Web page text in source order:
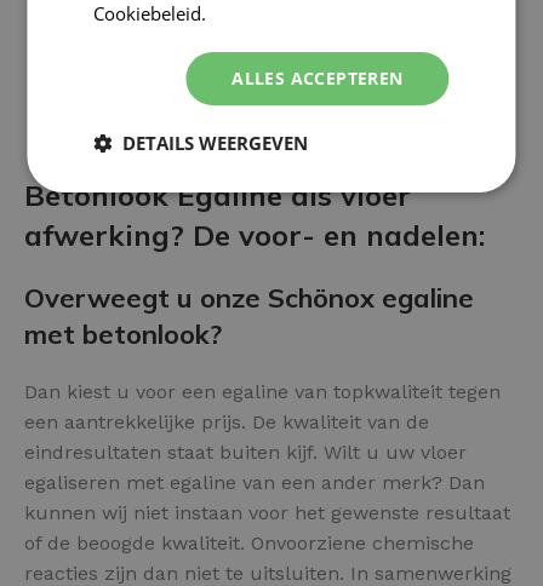
Betonlook Egaline als vloer
afwerking? De voor- en nadelen:
Overweegt u onze Schönox egaline
met betonlook?
Dan kiest u voor een egaline van topkwaliteit tegen
een aantrekkelijke prijs. De kwaliteit van de
eindresultaten staat buiten kijf. Wilt u uw vloer
egaliseren met egaline van een ander merk? Dan
kunnen wij niet instaan voor het gewenste resultaat
of de beoogde kwaliteit. Onvoorziene chemische
reacties zijn dan niet te uitsluiten. In samenwerking
Cookiebeleid.
ALLES ACCEPTEREN
DETAILS WEERGEVEN